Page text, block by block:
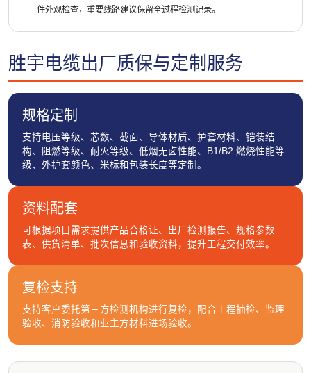
件外观检查，重要线路建议保留全过程检测记录。
胜宇电缆出厂质保与定制服务
规格定制
支持电压等级、芯数、截面、导体材质、护套材料、铠装结
构、阻燃等级、耐火等级、低烟无卤性能、B1/B2 燃烧性能等
级、外护套颜色、米标和包装长度等定制。
资料配套
可根据项目需求提供产品合格证、出厂检测报告、规格参数
表、供货清单、批次信息和验收资料，提升工程交付效率。
复检支持
支持客户委托第三方检测机构进行复检，配合工程抽检、监理
验收、消防验收和业主方材料进场验收。